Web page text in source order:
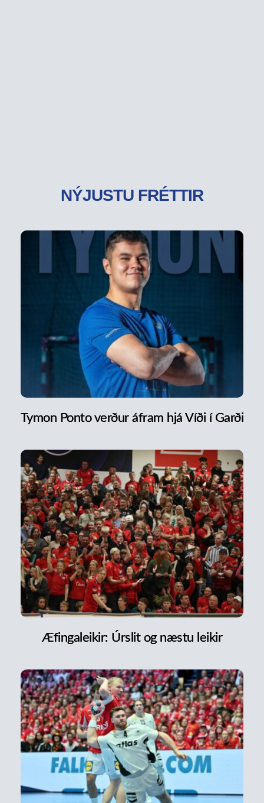
NÝJUSTU FRÉTTIR
Tymon Ponto verður áfram hjá Víði í Garði
Æfingaleikir: Úrslit og næstu leikir